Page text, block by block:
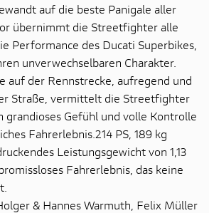
auf die beste Panigale aller
übernimmt die Streetfighter alle
Performance des Ducati Superbikes,
unverwechselbaren Charakter.
auf der Rennstrecke, aufregend und
Straße, vermittelt die Streetfighter
grandioses Gefühl und volle Kontrolle
Fahrerlebnis.214 PS, 189 kg
Leistungsgewicht von 1,13
Fahrerlebnis, das keine
& Hannes Warmuth, Felix Müller